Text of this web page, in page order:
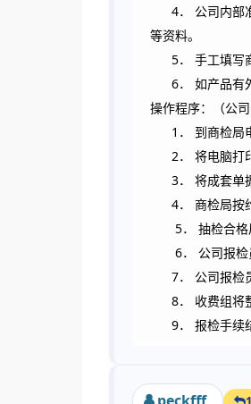
4．
公司内部
等资料。
5．
手工填写
6．
如产品有
操作程序：（公
1 ．
到商检局
2．
将电脑打
3．
将成套单
4．
商检局按
5．
抽检合
6．
公司报
7．
公司报检
8．
收费组将
9． 报检手续